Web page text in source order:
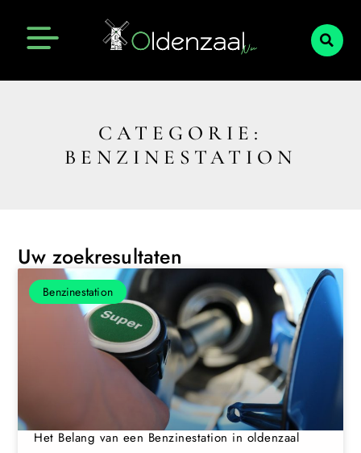
CATEGORIE:
BENZINESTATION
Uw zoekresultaten
Benzinestation
Het Belang van een Benzinestation in oldenzaal